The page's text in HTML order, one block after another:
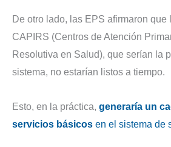
De otro lado, las EPS afirmaron
CAPIRS (Centros de Atención
Resolutiva en Salud), que serían la
sistema, no estarían listos a tiempo.
Esto, en la práctica, generaría un
servicios básicos en el sistema de